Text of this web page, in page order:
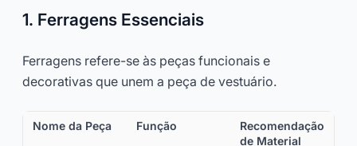
1. Ferragens Essenciais
Ferragens refere-se às peças funcionais e
decorativas que unem a peça de vestuário.
Nome da Peça Função
Recomendação
de Material